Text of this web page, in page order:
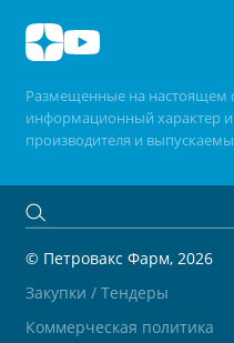
Размещенные на настоящем
информационный характер
производителя и
© Петровакс Фарм, 2026
Закупки / Тендеры
Коммерческая политика